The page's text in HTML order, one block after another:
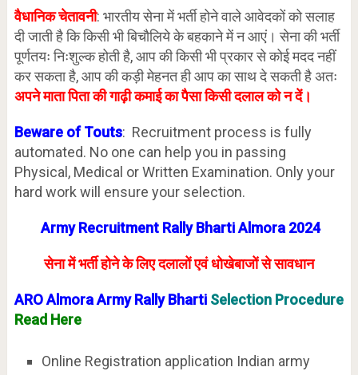
वैधानिक चेतावनी: भारतीय सेना में भर्ती होने वाले आवेदकों को सलाह
दी जाती है कि किसी भी बिचौलिये के बहकाने में न आएं। सेना की भर्ती
पूर्णतयः निःशुल्क होती है, आप की किसी भी प्रकार से कोई मदद नहीं
कर सकता है, आप की कड़ी मेहनत ही आप का साथ दे सकती है अतः
अपने माता पिता की गाढ़ी कमाई का पैसा किसी दलाल को न दें।
Beware of Touts: Recruitment process is fully
automated. No one can help you in passing
Physical, Medical or Written Examination. Only your
hard work will ensure your selection.
Army Recruitment Rally Bharti Almora 2024
सेना में भर्ती होने के लिए दलालों एवं धोखेबाजों से सावधान
ARO Almora Army Rally Bharti Selection Procedure
Read Here
Online Registration application Indian army